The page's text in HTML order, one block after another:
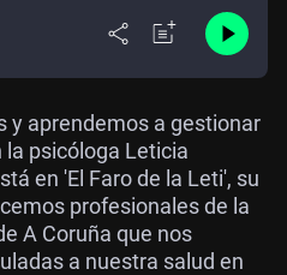
y aprendemos a gestionar
psicóloga Leticia
en 'El Faro de la Leti', su
profesionales de la
A Coruña que nos
a nuestra salud en